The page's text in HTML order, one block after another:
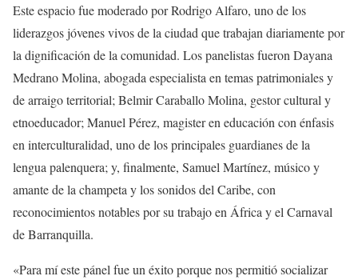
Este espacio fue moderado por Rodrigo Alfaro, uno de los
liderazgos jóvenes vivos de la ciudad que trabajan diariamente por
la dignificación de la comunidad. Los panelistas fueron Dayana
Medrano Molina, abogada especialista en temas patrimoniales y
de arraigo territorial; Belmir Caraballo Molina, gestor cultural y
etnoeducador; Manuel Pérez, magister en educación con énfasis
en interculturalidad, uno de los principales guardianes de la
lengua palenquera; y, finalmente, Samuel Martínez, músico y
amante de la champeta y los sonidos del Caribe, con
reconocimientos notables por su trabajo en África y el Carnaval
de Barranquilla.
«Para mí este pánel fue un éxito porque nos permitió socializar